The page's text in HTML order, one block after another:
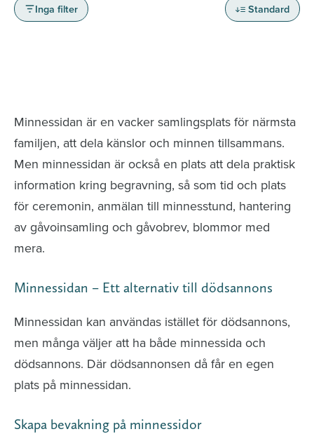
Inga filter Standard
Minnessidan är en vacker samlingsplats för närmsta
familjen, att dela känslor och minnen tillsammans.
Men minnessidan är också en plats att dela praktisk
information kring begravning, så som tid och plats
för ceremonin, anmälan till minnesstund, hantering
av gåvoinsamling och gåvobrev, blommor med
mera.
Minnessidan – Ett alternativ till dödsannons
Minnessidan kan användas istället för dödsannons,
men många väljer att ha både minnessida och
dödsannons. Där dödsannonsen då får en egen
plats på minnessidan.
Skapa bevakning på minnessidor